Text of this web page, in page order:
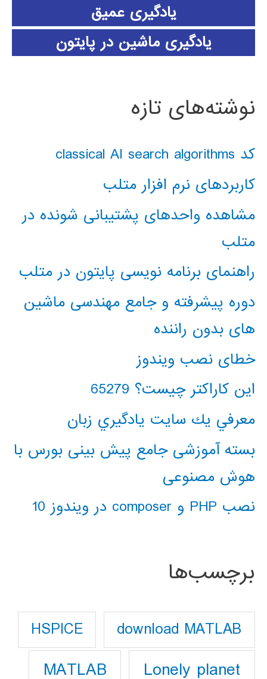
یادگیری عمیق
یادگیری ماشین در پایتون
نوشته‌های تازه
کد classical AI search algorithms
کاربردهای نرم افزار متلب
مشاهده واحدهای پشتیبانی شونده در
متلب
راهنمای برنامه نویسی پایتون در متلب
دوره پیشرفته و جامع مهندسی ماشین
های بدون راننده
خطای نصب ویندوز
این کاراکتر چیست؟ 65279
معرفي يك سايت يادگيري زبان
بسته آموزشی جامع پیش بینی بورس با
هوش مصنوعی
نصب PHP و composer در ویندوز 10
برچسب‌ها
download MATLAB
HSPICE
Lonely planet
MATLAB